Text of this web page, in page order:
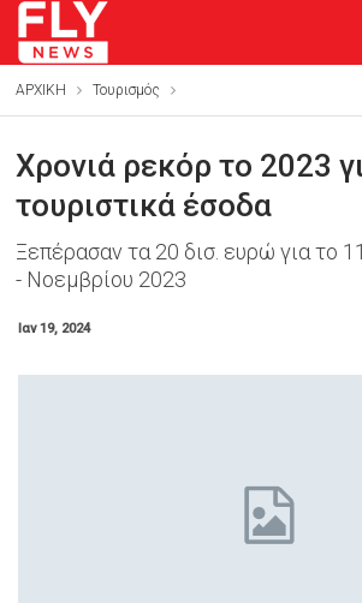
ΑΡΧΙΚΗ Τουρισμός
Χρονιά ρεκόρ το 2023
τουριστικά έσοδα
Ξεπέρασαν τα 20 δισ. ευρώ για το
- Νοεμβρίου 2023
Ιαν 19, 2024